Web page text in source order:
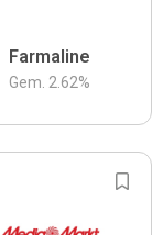
Farmaline
Gem. 2.62%